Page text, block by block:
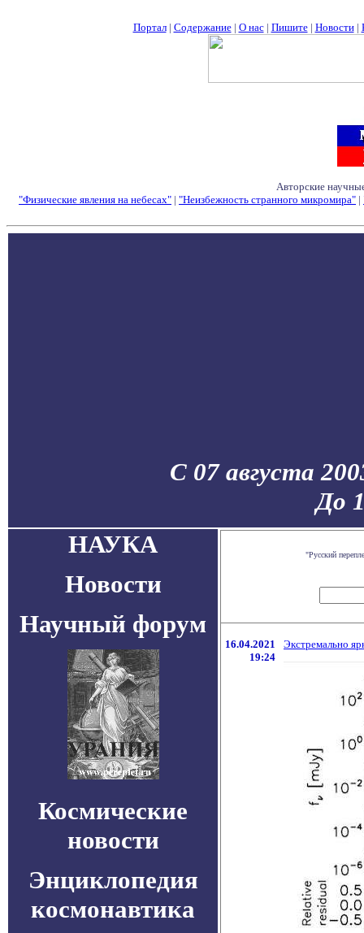
Портал| Содержание| О нас| Пишите| Новости|
Авторские
"Физические явления на небесах" | "Неизбежность странного микромира" |
С 07 августа
До
НАУКА
Новости
Научный форум
Космические
новости
Энциклопедия
космонавтика
"Русский
16.04.2021
19:24
Экстремально